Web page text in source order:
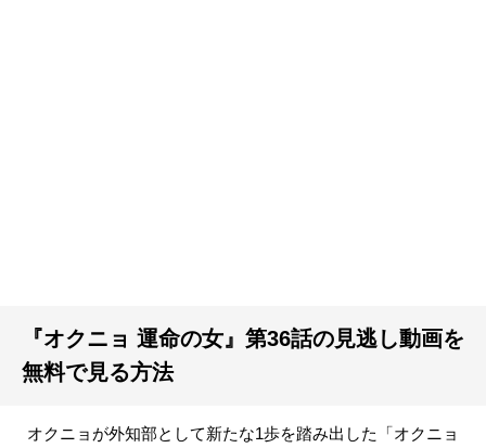
『オクニョ 運命の女』第36話の見逃し動画を
無料で見る方法
オクニョが外知部として新たな1歩を踏み出した「オクニョ